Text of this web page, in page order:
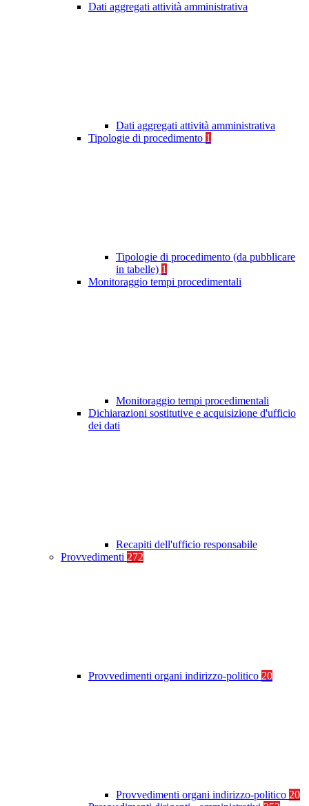
Dati aggregati attività amministrativa
Dati aggregati attività amministrativa
Tipologie di procedimento 1
Tipologie di procedimento (da pubblicare
in tabelle) 1
Monitoraggio tempi procedimentali
Monitoraggio tempi procedimentali
Dichiarazioni sostitutive e acquisizione d'ufficio
dei dati
Recapiti dell'ufficio responsabile
Provvedimenti 272
Provvedimenti organi indirizzo-politico 20
Provvedimenti organi indirizzo-politico 20